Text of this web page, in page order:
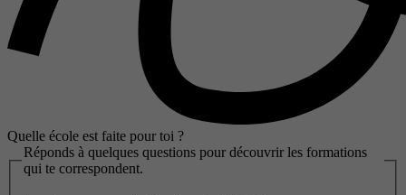
Quelle école est faite pour toi ?
Réponds à quelques questions pour découvrir les formations
qui te correspondent.